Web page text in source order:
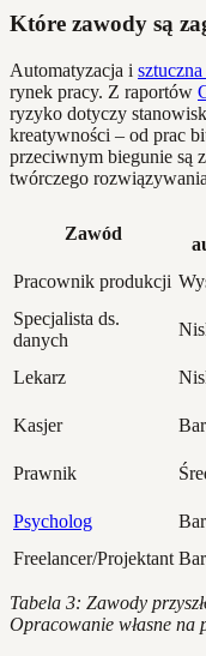
Które zawody są
Automatyzacja i
rynek pracy. Z raportów
ryzyko dotyczy
kreatywności – od prac
przeciwnym biegunie są
twórczego
Zawód
Pracownik produkcji
Specjalista ds.
danych
Lekarz
Kasjer
Prawnik
Psycholog
Freelancer/Projektant
Tabela 3: Zawody
Opracowanie własne na